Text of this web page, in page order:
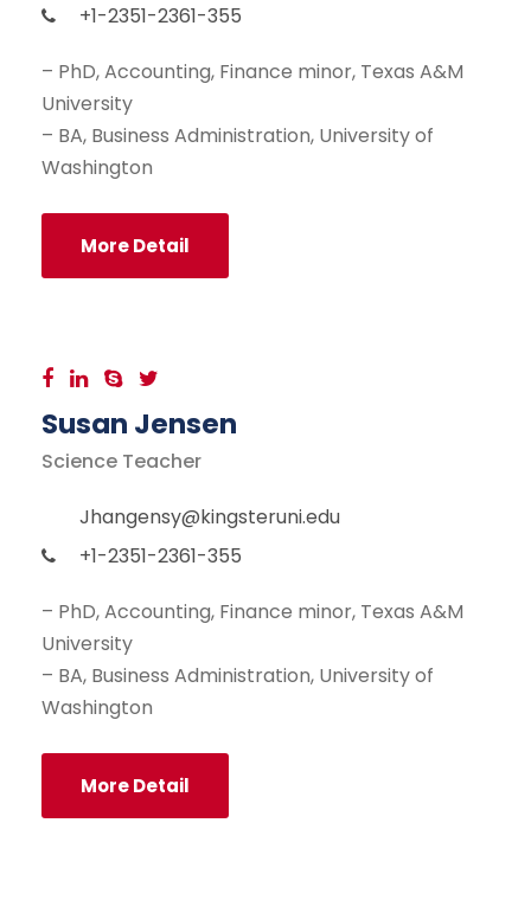
+1-2351-2361-355
– PhD, Accounting, Finance minor, Texas A&M
University
– BA, Business Administration, University of
Washington
More Detail
Susan Jensen
Science Teacher
Jhangensy@kingsteruni.edu
+1-2351-2361-355
– PhD, Accounting, Finance minor, Texas A&M
University
– BA, Business Administration, University of
Washington
More Detail